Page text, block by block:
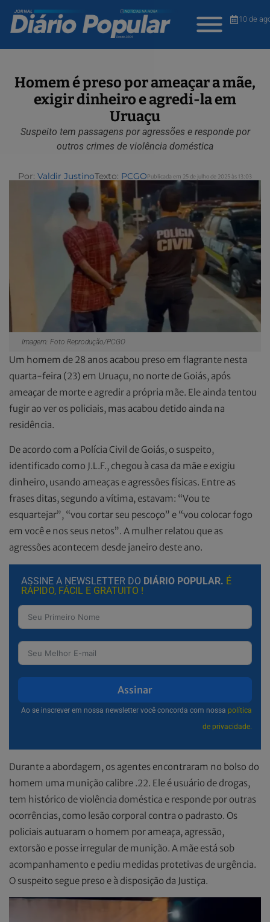
10 de
Homem é preso por ameaçar a mãe,
exigir dinheiro e agredi-la em
Uruaçu
Suspeito tem passagens por agressões e responde por
outros crimes de violência doméstica
Por: Valdir JustinoTexto: PCGOPublicada em 25 de julho de 2025 às 13:03
Imagem: Foto Reprodução/PCGO
Um homem de 28 anos acabou preso em flagrante nesta
quarta-feira (23) em Uruaçu, no norte de Goiás, após
ameaçar de morte e agredir a própria mãe. Ele ainda tentou
fugir ao ver os policiais, mas acabou detido ainda na
residência.
De acordo com a Polícia Civil de Goiás, o suspeito,
identificado como J.L.F., chegou à casa da mãe e exigiu
dinheiro, usando ameaças e agressões físicas. Entre as
frases ditas, segundo a vítima, estavam: “Vou te
esquartejar”, “vou cortar seu pescoço” e “vou colocar fogo
em você e nos seus netos”. A mulher relatou que as
agressões acontecem desde janeiro deste ano.
ASSINE A NEWSLETTER DO DIÁRIO POPULAR. É
RÁPIDO, FÁCIL E GRATUITO !
Assinar
Ao se inscrever em nossa newsletter você concorda com nossa política
de privacidade.
Durante a abordagem, os agentes encontraram no bolso do
homem uma munição calibre .22. Ele é usuário de drogas,
tem histórico de violência doméstica e responde por outras
ocorrências, como lesão corporal contra o padrasto. Os
policiais autuaram o homem por ameaça, agressão,
extorsão e posse irregular de munição. A mãe está sob
acompanhamento e pediu medidas protetivas de urgência.
O suspeito segue preso e à disposição da Justiça.
Tocador